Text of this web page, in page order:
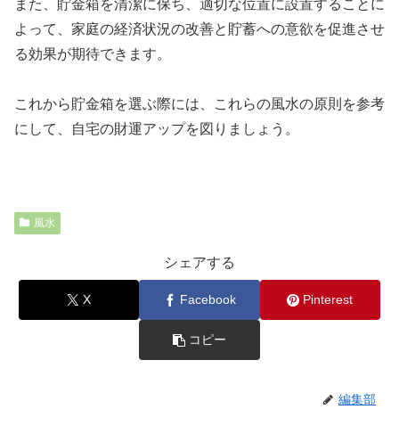
また、貯金箱を清潔に保ち、適切な位置に設置することに
よって、家庭の経済状況の改善と貯蓄への意欲を促進させ
る効果が期待できます。
これから貯金箱を選ぶ際には、これらの風水の原則を参考
にして、自宅の財運アップを図りましょう。
風水
シェアする
X Facebook Pinterest
コピー
編集部